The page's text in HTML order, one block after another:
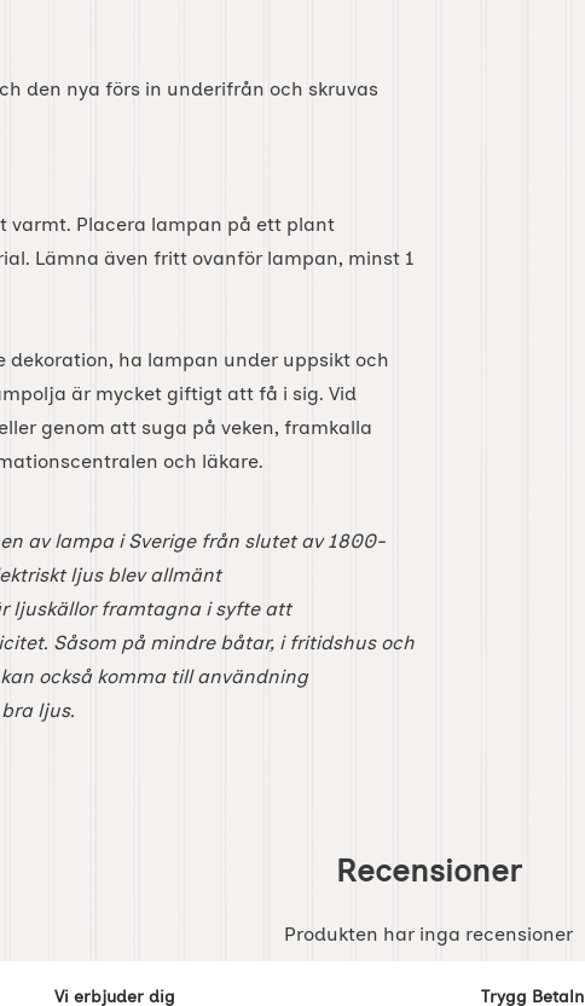
den nya förs in underifrån och skruvas
varmt. Placera lampan på ett plant
Lämna även fritt ovanför lampan, minst 1
ha lampan under uppsikt och
är mycket giftigt att få i sig. Vid
genom att suga på veken, framkalla
och läkare.
av lampa i Sverige från slutet av 1800-
ljus blev allmänt
ljuskällor framtagna i syfte att
Såsom på mindre båtar, i fritidshus och
också komma till användning
ljus.
Recensioner
Produkten har inga recensioner
Vi erbjuder dig Trygg